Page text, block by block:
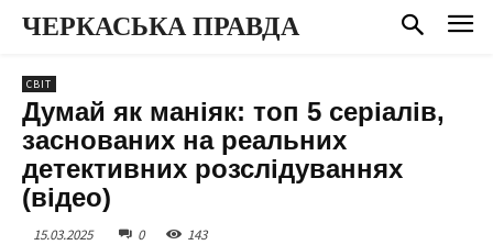
ЧЕРКАСЬКА ПРАВДА
СВІТ
Думай як маніяк: топ 5 серіалів,
заснованих на реальних
детективних розслідуваннях
(відео)
15.03.2025 0 143